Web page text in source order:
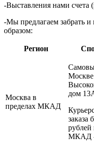
-Выставления нами счета
-Мы предлагаем забрать
образом:
Регион
Москва в
пределах МКАД
Москве
дом
заказа
рублей
МКАД